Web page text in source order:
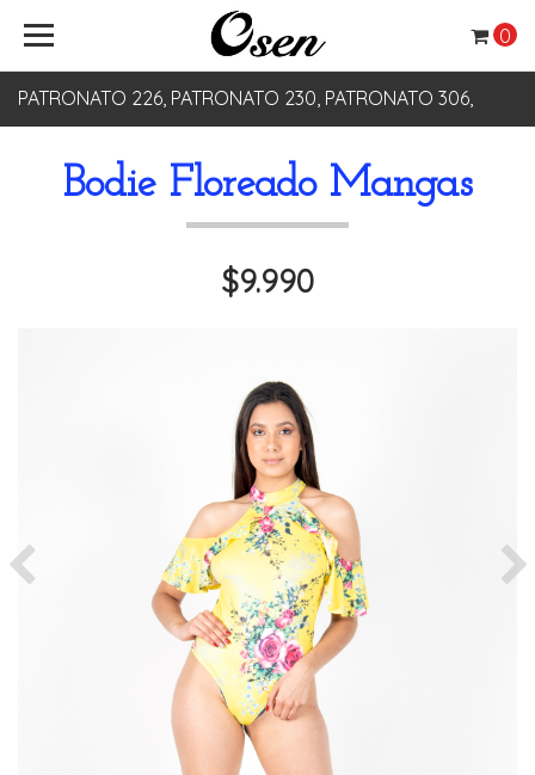
PATRONATO 226, PATRONATO 230, PATRONATO 306,
0
Bodie Floreado Mangas
$9.990
Previous